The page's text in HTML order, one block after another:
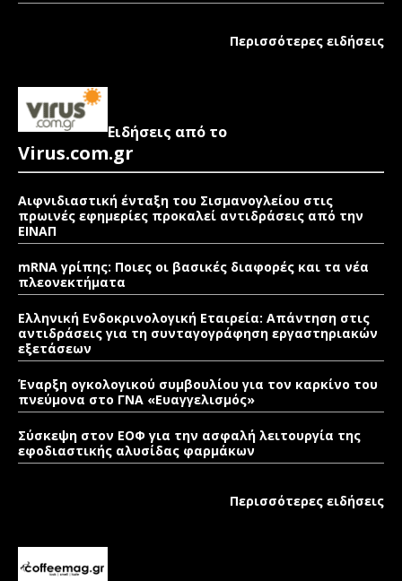
Περισσότερες ειδήσεις
Ειδήσεις από το
Virus.com.gr
Αιφνιδιαστική ένταξη του Σισμανογλείου στις
πρωινές εφημερίες προκαλεί αντιδράσεις από την
ΕΙΝΑΠ
mRNA γρίπης: Ποιες οι βασικές διαφορές και τα νέα
πλεονεκτήματα
Ελληνική Ενδοκρινολογική Εταιρεία: Απάντηση στις
αντιδράσεις για τη συνταγογράφηση εργαστηριακών
εξετάσεων
Έναρξη ογκολογικού συμβουλίου για τον καρκίνο του
πνεύμονα στο ΓΝΑ «Ευαγγελισμός»
Σύσκεψη στον ΕΟΦ για την ασφαλή λειτουργία της
εφοδιαστικής αλυσίδας φαρμάκων
Περισσότερες ειδήσεις